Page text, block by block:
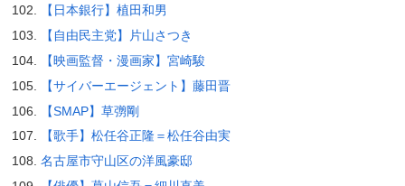
【日本銀行】植田和男
【自由民主党】片山さつき
【映画監督・漫画家】宮崎駿
【サイバーエージェント】藤田晋
【SMAP】草彅剛
【歌手】松任谷正隆＝松任谷由実
名古屋市守山区の洋風豪邸